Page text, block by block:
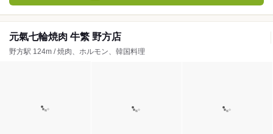
元氣七輪焼肉 牛繁 野方店
野方駅 124m / 焼肉、ホルモン、韓国料理